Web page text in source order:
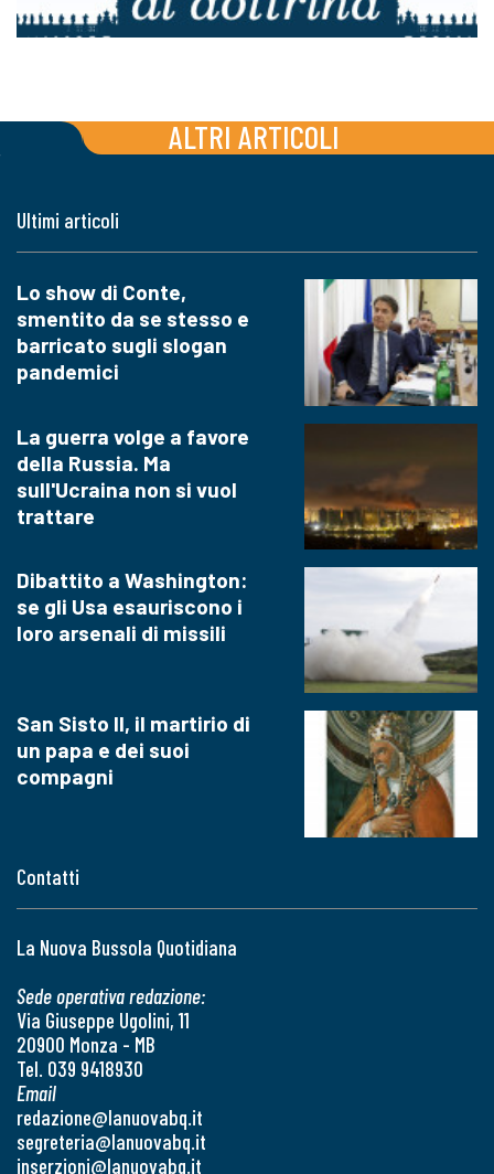
ALTRI ARTICOLI
Contatti
La Nuova Bussola Quotidiana
Sede operativa redazione:
Via Giuseppe Ugolini, 11
20900 Monza - MB
Tel. 039 9418930
Email
redazione@lanuovabq.it
segreteria@lanuovabq.it
inserzioni@lanuovabq.it
Ultimi articoli
Lo show di Conte,
smentito da se stesso e
barricato sugli slogan
pandemici
La guerra volge a favore
della Russia. Ma
sull'Ucraina non si vuol
trattare
Dibattito a Washington:
se gli Usa esauriscono i
loro arsenali di missili
San Sisto II, il martirio di
un papa e dei suoi
compagni